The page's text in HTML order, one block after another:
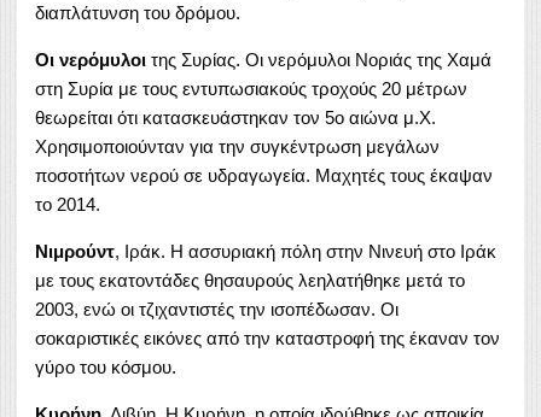
διαπλάτυνση του δρόμου.
Οι νερόμυλοι της Συρίας. Οι νερόμυλοι Νοριάς της Χαμά
στη Συρία με τους εντυπωσιακούς τροχούς 20 μέτρων
θεωρείται ότι κατασκευάστηκαν τον 5ο αιώνα μ.Χ.
Χρησιμοποιούνταν για την συγκέντρωση μεγάλων
ποσοτήτων νερού σε υδραγωγεία. Μαχητές τους έκαψαν
το 2014.
Νιμρούντ, Ιράκ. Η ασσυριακή πόλη στην Νινευή στο Ιράκ
με τους εκατοντάδες θησαυρούς λεηλατήθηκε μετά το
2003, ενώ οι τζιχαντιστές την ισοπέδωσαν. Οι
σοκαριστικές εικόνες από την καταστροφή της έκαναν τον
γύρο του κόσμου.